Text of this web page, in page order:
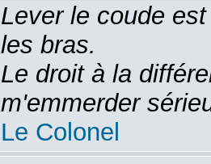
Lever le coude
les bras.
Le droit à la
m'emmerder
Le Colonel